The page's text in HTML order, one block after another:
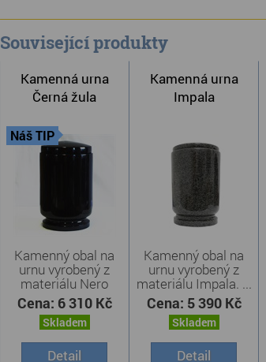
Související produkty
Kamenná urna
Černá žula
Náš TIP
Kamenný obal na
urnu vyrobený z
materiálu Nero
Zimbabwe ...
Cena: 6 310 Kč
Skladem
Detail
Kamenná urna
Impala
Kamenný obal na
urnu vyrobený z
materiálu Impala. ...
Cena: 5 390 Kč
Skladem
Detail